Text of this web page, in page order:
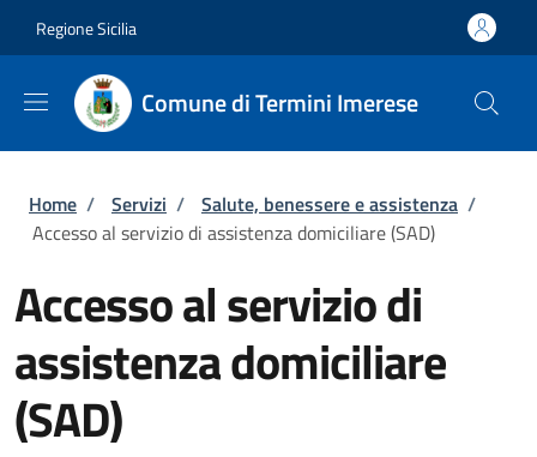
Regione Sicilia
Comune di Termini Imerese
Briciole di pane
Home / Servizi / Salute, benessere e assistenza /
Accesso al servizio di assistenza domiciliare (SAD)
Accesso al servizio di
assistenza domiciliare
(SAD)